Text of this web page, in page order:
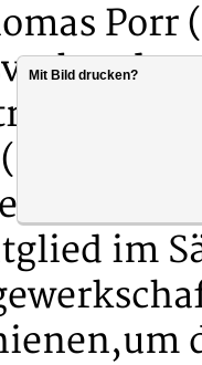
im
Mit Bild drucken?